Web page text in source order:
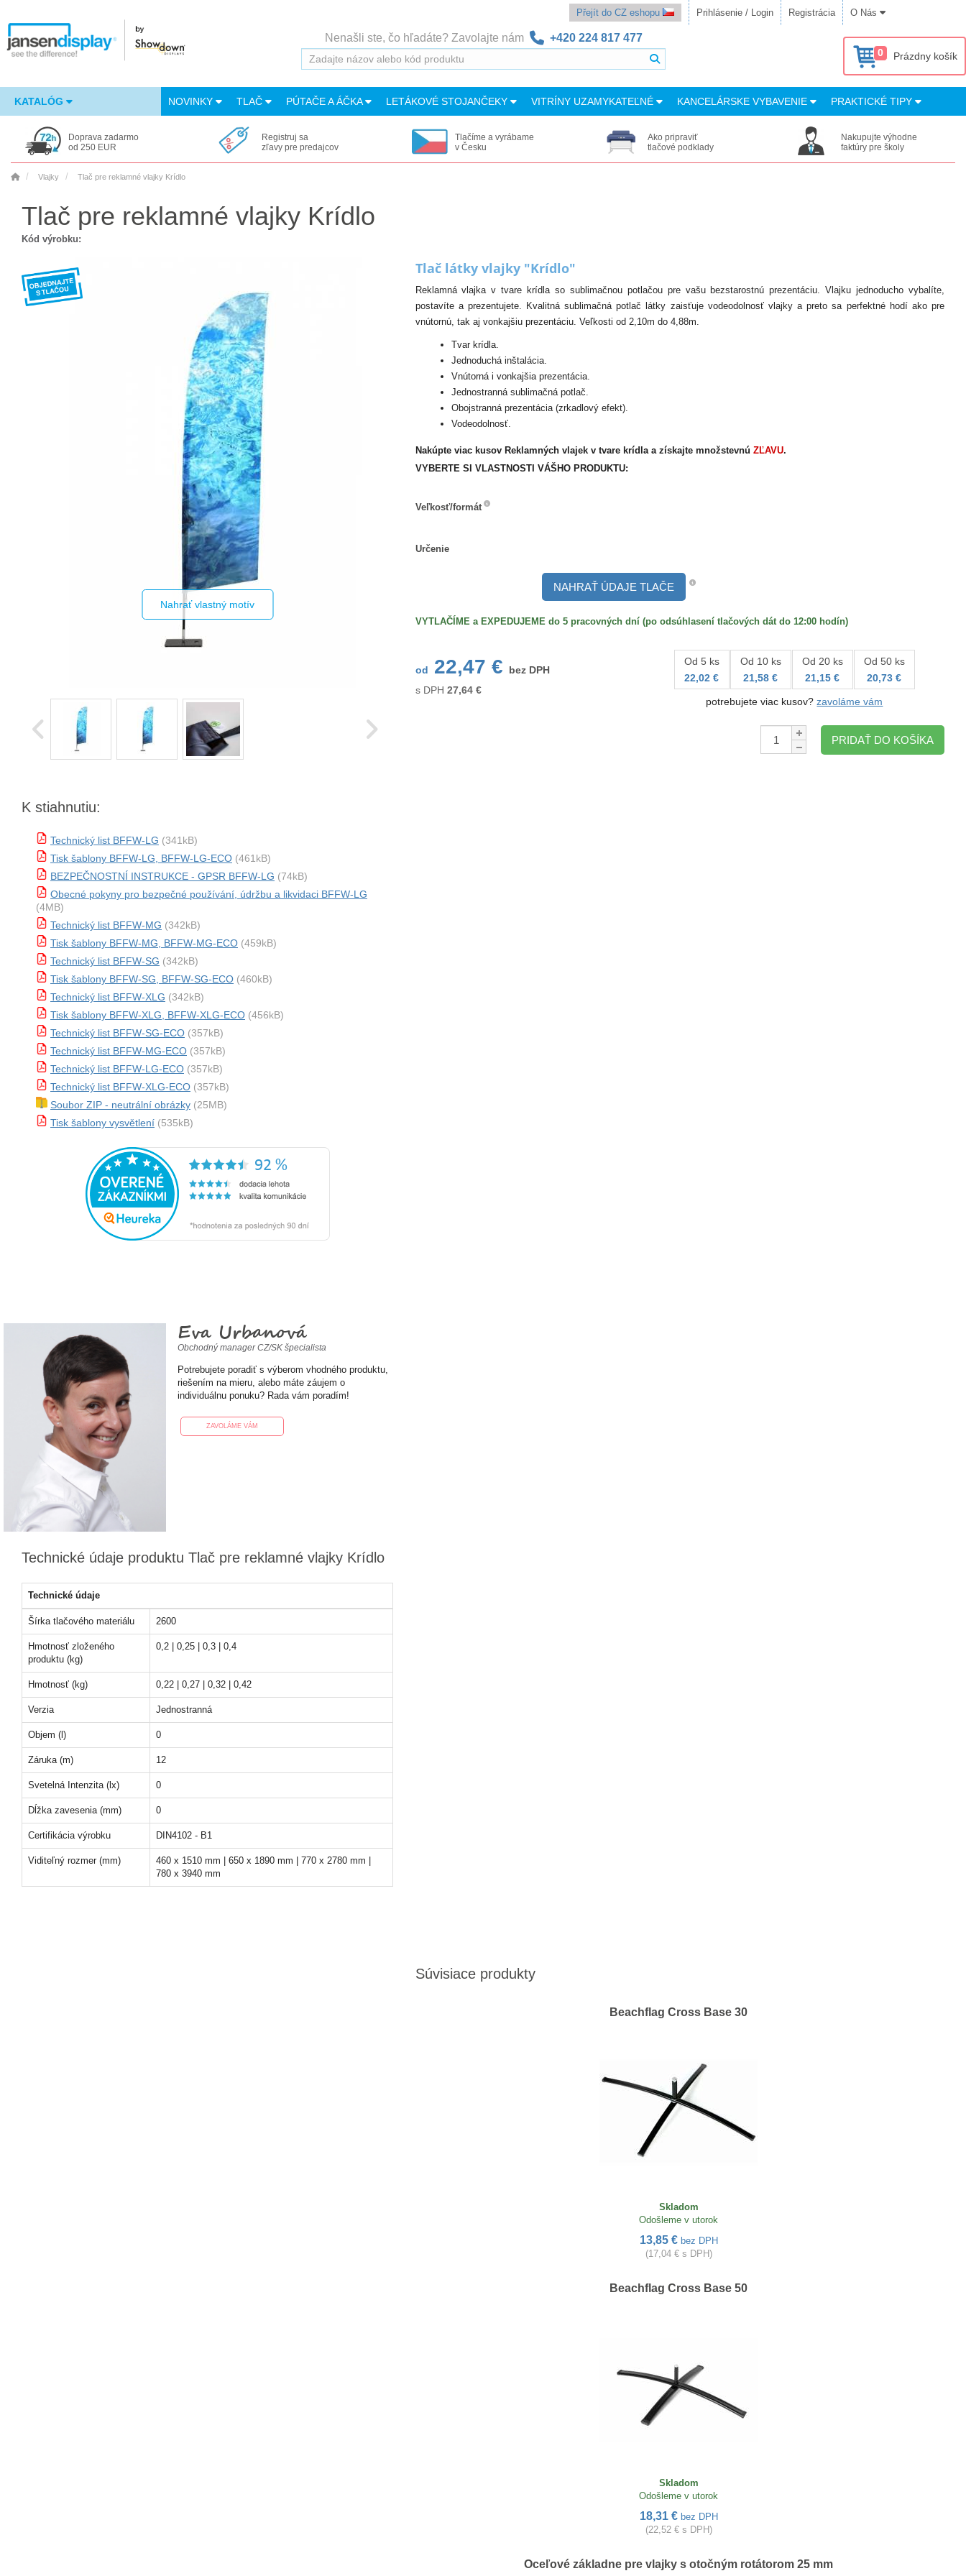
Přejít do CZ eshopu Prihlásenie / Login Registrácia O Nás
Nenašli ste, čo hľadáte? Zavolajte nám +420 224 817 477
0 Prázdny košík
KATALÓG NOVINKY TLAČ PÚTAČE A ÁČKA LETÁKOVÉ STOJANČEKY VITRÍNY UZAMYKATEĽNÉ KANCELÁRSKE VYBAVENIE PRAKTICKÉ TIPY
Doprava zadarmo
od 250 EUR
Registruj sa
zľavy pre predajcov
Tlačíme a vyrábame
v Česku
Ako pripraviť
tlačové podklady
Nakupujte výhodne
faktúry pre školy
Vlajky Tlač pre reklamné vlajky Krídlo
Tlač pre reklamné vlajky Krídlo
Kód výrobku:
Nahrať vlastný motív
K stiahnutiu:
Technický list BFFW-LG (341kB)
Tisk šablony BFFW-LG, BFFW-LG-ECO (461kB)
BEZPEČNOSTNÍ INSTRUKCE - GPSR BFFW-LG (74kB)
Obecné pokyny pro bezpečné používání, údržbu a likvidaci BFFW-LG
(4MB)
Technický list BFFW-MG (342kB)
Tisk šablony BFFW-MG, BFFW-MG-ECO (459kB)
Technický list BFFW-SG (342kB)
Tisk šablony BFFW-SG, BFFW-SG-ECO (460kB)
Technický list BFFW-XLG (342kB)
Tisk šablony BFFW-XLG, BFFW-XLG-ECO (456kB)
Technický list BFFW-SG-ECO (357kB)
Technický list BFFW-MG-ECO (357kB)
Technický list BFFW-LG-ECO (357kB)
Technický list BFFW-XLG-ECO (357kB)
Soubor ZIP - neutrální obrázky (25MB)
Tisk šablony vysvětlení (535kB)
Eva Urbanová
Obchodný manager CZ/SK špecialista
Potrebujete poradiť s výberom vhodného produktu,
riešením na mieru, alebo máte záujem o
individuálnu ponuku? Rada vám poradím!
ZAVOLÁME VÁM
Technické údaje produktu Tlač pre reklamné vlajky Krídlo
Technické údaje
Šírka tlačového materiálu 2600
Hmotnosť zloženého
produktu (kg)
0,2 | 0,25 | 0,3 | 0,4
Hmotnosť (kg) 0,22 | 0,27 | 0,32 | 0,42
Verzia Jednostranná
Objem (l) 0
Záruka (m) 12
Svetelná Intenzita (lx) 0
Dĺžka zavesenia (mm) 0
Certifikácia výrobku DIN4102 - B1
Viditeľný rozmer (mm)
460 x 1510 mm | 650 x 1890 mm | 770 x 2780 mm |
780 x 3940 mm
Tlač látky vlajky "Krídlo"
Reklamná vlajka v tvare krídla so sublimačnou potlačou pre vašu bezstarostnú prezentáciu. Vlajku jednoducho vybalíte,
postavíte a prezentujete. Kvalitná sublimačná potlač látky zaisťuje vodeodolnosť vlajky a preto sa perfektné hodí ako pre
vnútornú, tak aj vonkajšiu prezentáciu. Veľkosti od 2,10m do 4,88m.
Tvar krídla.
Jednoduchá inštalácia.
Vnútorná i vonkajšia prezentácia.
Jednostranná sublimačná potlač.
Obojstranná prezentácia (zrkadlový efekt).
Vodeodolnosť.
Nakúpte viac kusov Reklamných vlajek v tvare krídla a získajte množstevnú ZĽAVU.
VYBERTE SI VLASTNOSTI VÁŠHO PRODUKTU:
Veľkosť/formát
Určenie
NAHRAŤ ÚDAJE TLAČE
VYTLAČÍME a EXPEDUJEME do 5 pracovných dní (po odsúhlasení tlačových dát do 12:00 hodín)
od 22,47 €
bez DPH
s DPH 27,64€
Od 5 ks
22,02 €
Od 10 ks
21,58 €
Od 20 ks
21,15 €
Od 50 ks
20,73 €
potrebujete viac kusov?zavoláme vám
Množstvo:
PRIDAŤ DO KOŠÍKA
Súvisiace produkty
Beachflag Cross Base 30
Skladom
Odošleme v utorok
13,85 € bez DPH
(17,04 € s DPH)
Beachflag Cross Base 50
Skladom
Odošleme v utorok
18,31 € bez DPH
(22,52 € s DPH)
Oceľové základne pre vlajky s otočným rotátorom 25 mm